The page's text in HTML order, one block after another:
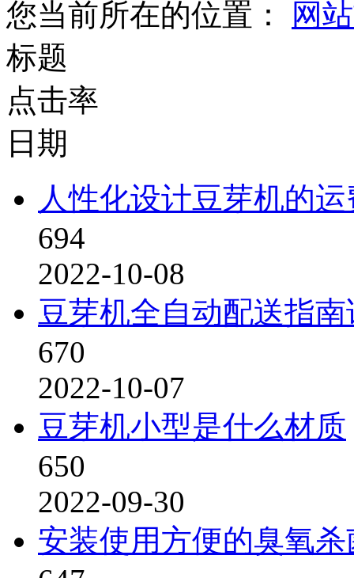
您当前所在的位置：
网
标题
点击率
日期
人性化设计豆芽机的
694
2022-10-08
豆芽机全自动配送指
670
2022-10-07
豆芽机小型是什么材质
650
2022-09-30
安装使用方便的臭氧